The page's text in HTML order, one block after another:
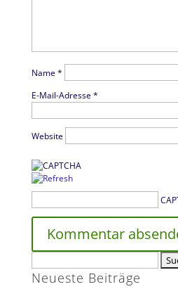
Name*
E-Mail-Adresse*
Website
nach:
Neueste Beiträge